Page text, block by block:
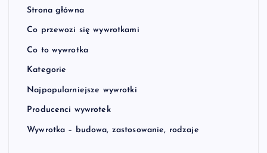
Strona główna
Co przewozi się wywrotkami
Co to wywrotka
Kategorie
Najpopularniejsze wywrotki
Producenci wywrotek
Wywrotka – budowa, zastosowanie, rodzaje